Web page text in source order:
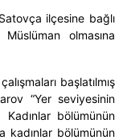
ilçesine bağlı
olmasına
başlatılmış
“Yer seviyesinin
Kadınlar bölümünün
kadınlar bölümünün